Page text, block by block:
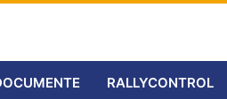
RALLYCONTROL